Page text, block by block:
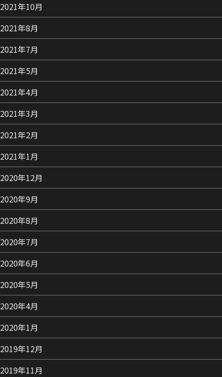
2021年10月
2021年8月
2021年7月
2021年5月
2021年4月
2021年3月
2021年2月
2021年1月
2020年12月
2020年9月
2020年8月
2020年7月
2020年6月
2020年5月
2020年4月
2020年1月
2019年12月
2019年11月